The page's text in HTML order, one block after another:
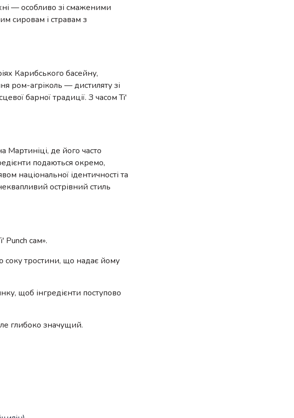
— особливо зі смаженими
сировам і стравам з
Карибського басейну,
ром-агріколь — дистиляту зі
барної традиції. З часом Ti'
Мартиніці, де його часто
подаються окремо,
національної ідентичності та
острівний стиль
Punch сам».
соку тростини, що надає йому
щоб інгредієнти поступово
глибоко значущий.